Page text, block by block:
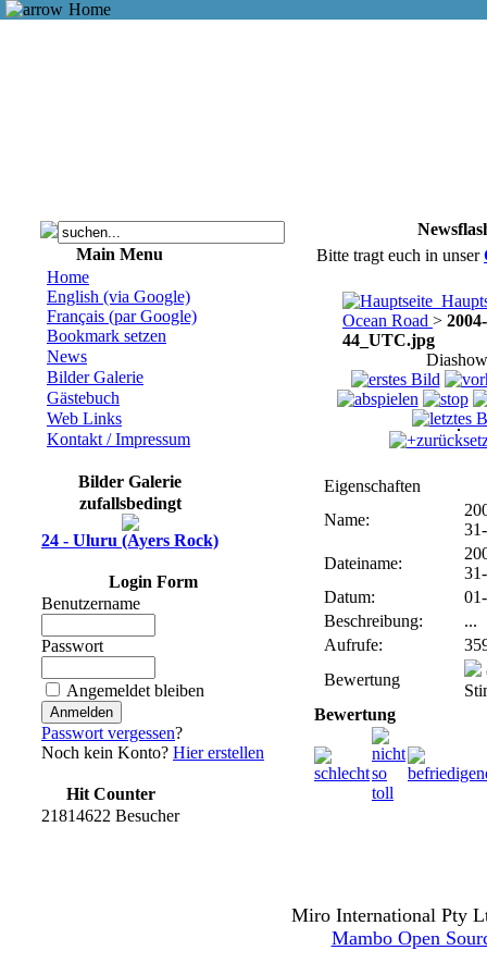
Home
Main Menu
Home
English (via Google)
Français (par Google)
Bookmark setzen
News
Bilder Galerie
Gästebuch
Web Links
Kontakt / Impressum
Bilder Galerie
zufallsbedingt
24 - Uluru (Ayers Rock)
Login Form
Benutzername
Passwort
Angemeldet bleiben
Passwort vergessen?
Noch kein Konto? Hier erstellen
Hit Counter
21814622 Besucher
Bitte tragt euch in unser
Ocean Road >
44_UTC.jpg
Eigenschaften
Name:
Dateiname:
Datum:
Beschreibung:
...
Aufrufe:
Bewertung
Bewertung
Miro International Pty
Mambo Open